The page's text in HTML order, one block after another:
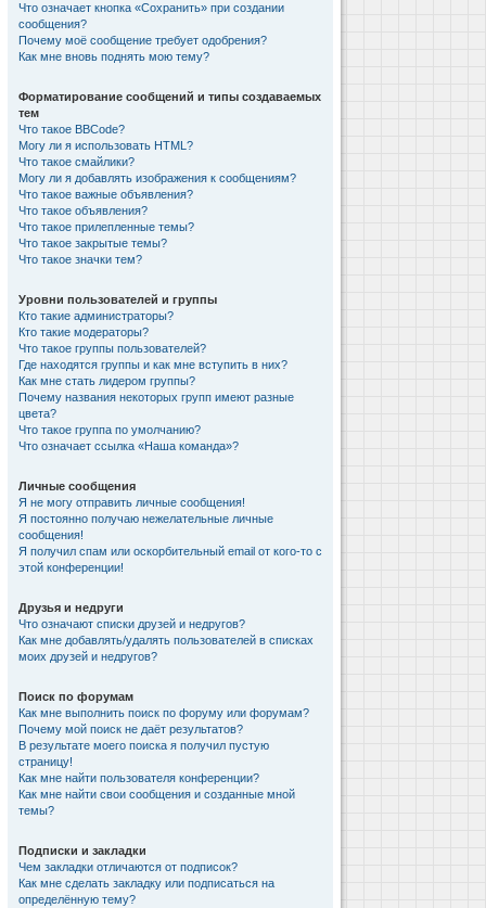
Что означает кнопка «Сохранить» при создании
сообщения?
Почему моё сообщение требует одобрения?
Как мне вновь поднять мою тему?
Форматирование сообщений и типы создаваемых
тем
Что такое BBCode?
Могу ли я использовать HTML?
Что такое смайлики?
Могу ли я добавлять изображения к сообщениям?
Что такое важные объявления?
Что такое объявления?
Что такое прилепленные темы?
Что такое закрытые темы?
Что такое значки тем?
Уровни пользователей и группы
Кто такие администраторы?
Кто такие модераторы?
Что такое группы пользователей?
Где находятся группы и как мне вступить в них?
Как мне стать лидером группы?
Почему названия некоторых групп имеют разные
цвета?
Что такое группа по умолчанию?
Что означает ссылка «Наша команда»?
Личные сообщения
Я не могу отправить личные сообщения!
Я постоянно получаю нежелательные личные
сообщения!
Я получил спам или оскорбительный email от кого-то с
этой конференции!
Друзья и недруги
Что означают списки друзей и недругов?
Как мне добавлять/удалять пользователей в списках
моих друзей и недругов?
Поиск по форумам
Как мне выполнить поиск по форуму или форумам?
Почему мой поиск не даёт результатов?
В результате моего поиска я получил пустую
страницу!
Как мне найти пользователя конференции?
Как мне найти свои сообщения и созданные мной
темы?
Подписки и закладки
Чем закладки отличаются от подписок?
Как мне сделать закладку или подписаться на
определённую тему?